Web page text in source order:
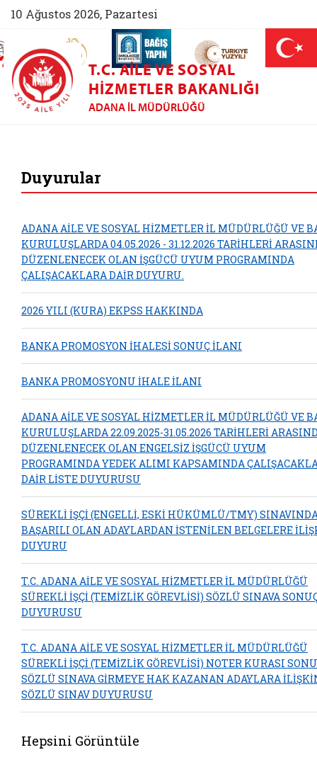
10 Ağustos 2026, Pazartesi
(yeni sekmede açılır)
AİLEM İletişim Merkezi (yeni sekmede açılır)
Aile ve Nüfus On Yılı (yeni sekmede açılır)
Darülaceze bağış sayfası (yeni
T.C. AILE VE SOSYAL
HIZMETLER BAKANLIĞI
ADANA İL MÜDÜRLÜĞÜ
Duyurular
ADANA AİLE VE SOSYAL HİZMETLER İL MÜDÜRLÜĞÜ VE
KURULUŞLARDA 04.05.2026 - 31.12.2026 TARİHLERİ
DÜZENLENECEK OLAN İŞGÜCÜ UYUM PROGRAMINDA
ÇALIŞACAKLARA DAİR DUYURU.
2026 YILI (KURA) EKPSS HAKKINDA
BANKA PROMOSYON İHALESİ SONUÇ İLANI
BANKA PROMOSYONU İHALE İLANI
ADANA AİLE VE SOSYAL HİZMETLER İL MÜDÜRLÜĞÜ VE
KURULUŞLARDA 22.09.2025-31.05.2026 TARİHLERİ
DÜZENLENECEK OLAN ENGELSİZ İŞGÜCÜ UYUM
PROGRAMINDA YEDEK ALIMI KAPSAMINDA
DAİR LİSTE DUYURUSU
SÜREKLİ İŞÇİ (ENGELLİ, ESKİ HÜKÜMLÜ/TMY)
BAŞARILI OLAN ADAYLARDAN İSTENİLEN BELGELERE
DUYURU
T.C. ADANA AİLE VE SOSYAL HİZMETLER İL MÜDÜRLÜĞÜ
SÜREKLİ İŞÇİ (TEMİZLİK GÖREVLİSİ) SÖZLÜ SINAVA
DUYURUSU
T.C. ADANA AİLE VE SOSYAL HİZMETLER İL MÜDÜRLÜĞÜ
SÜREKLİ İŞÇİ (TEMİZLİK GÖREVLİSİ) NOTER KURASI
SÖZLÜ SINAVA GİRMEYE HAK KAZANAN ADAYLARA
SÖZLÜ SINAV DUYURUSU
Hepsini Görüntüle